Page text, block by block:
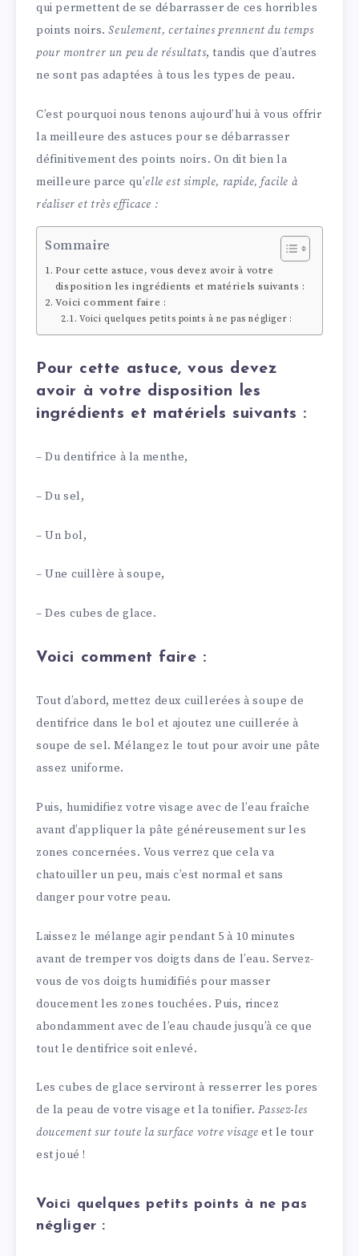
qui permettent de se débarrasser de ces horribles
points noirs.Seulement, certaines prennent du temps
pour montrer un peu de résultats, tandis que d’autres
ne sont pas adaptées à tous les types de peau.
C’est pourquoi nous tenons aujourd’hui à vous offrir
la meilleure des astuces pour se débarrasser
définitivement des points noirs. On dit bien la
meilleure parce qu’elle est simple, rapide, facile à
réaliser et très efficace :
Sommaire
Pour cette astuce, vous devez avoir à votre
disposition les ingrédients et matériels suivants :
Voici comment faire :
Voici quelques petits points à ne pas négliger :
Pour cette astuce, vous devez
avoir à votre disposition les
ingrédients et matériels suivants :
– Du dentifrice à la menthe,
– Du sel,
– Un bol,
– Une cuillère à soupe,
– Des cubes de glace.
Voici comment faire :
Tout d’abord, mettez deux cuillerées à soupe de
dentifrice dans le bol et ajoutez une cuillerée à
soupe de sel. Mélangez le tout pour avoir une pâte
assez uniforme.
Puis, humidifiez votre visage avec de l’eau fraîche
avant d’appliquer la pâte généreusement sur les
zones concernées. Vous verrez que cela va
chatouiller un peu, mais c’est normal et sans
danger pour votre peau.
Laissez le mélange agir pendant 5 à 10 minutes
avant de tremper vos doigts dans de l’eau. Servez-
vous de vos doigts humidifiés pour masser
doucement les zones touchées. Puis, rincez
abondamment avec de l’eau chaude jusqu’à ce que
tout le dentifrice soit enlevé.
Les cubes de glace serviront à resserrer les pores
de la peau de votre visage et la tonifier. Passez-les
doucement sur toute la surface votre visage et le tour
est joué !
Voici quelques petits points à ne pas
négliger :